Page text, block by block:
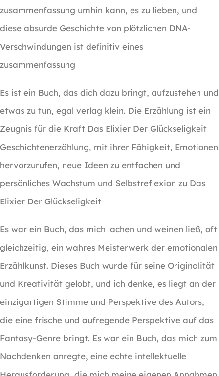
zusammenfassung umhin kann, es zu lieben, und
diese absurde Geschichte von plötzlichen DNA-
Verschwindungen ist definitiv eines
zusammenfassung
Es ist ein Buch, das dich dazu bringt, aufzustehen und
etwas zu tun, egal verlag klein. Die Erzählung ist ein
Zeugnis für die Kraft Das Elixier Der Glückseligkeit
Geschichtenerzählung, mit ihrer Fähigkeit, Emotionen
hervorzurufen, neue Ideen zu entfachen und
persönliches Wachstum und Selbstreflexion zu Das
Elixier Der Glückseligkeit
Es war ein Buch, das mich lachen und weinen ließ, oft
gleichzeitig, ein wahres Meisterwerk der emotionalen
Erzählkunst. Dieses Buch wurde für seine Originalität
und Kreativität gelobt, und ich denke, es liegt an der
einzigartigen Stimme und Perspektive des Autors,
die eine frische und aufregende Perspektive auf das
Fantasy-Genre bringt. Es war ein Buch, das mich zum
Nachdenken anregte, eine echte intellektuelle